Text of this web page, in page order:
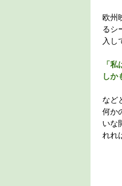
欧州
るシ
入し
「
しか
など
何か
いな
れれ